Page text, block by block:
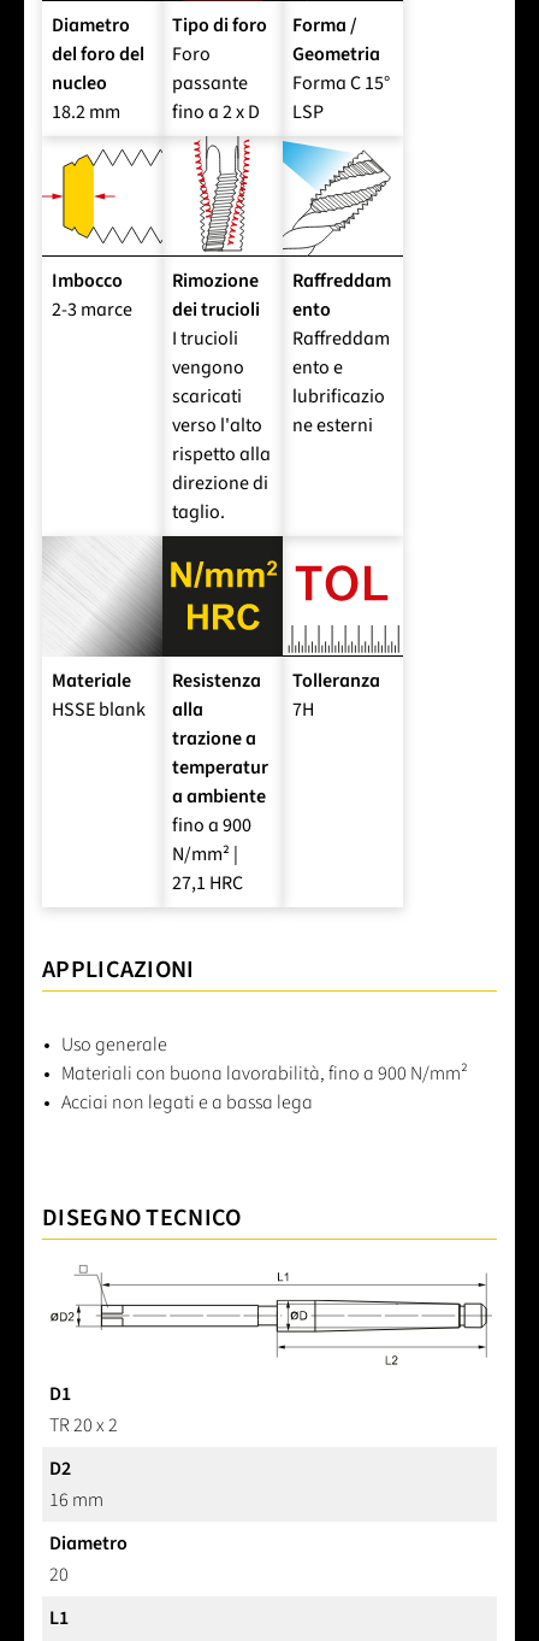
Diametro
del foro del
nucleo
18.2 mm
Tipo di foro
Foro
passante
fino a 2 x D
Forma /
Geometria
Forma C 15°
LSP
Imbocco
2-3 marce
Rimozione
dei trucioli
I trucioli
vengono
scaricati
verso l'alto
rispetto alla
direzione di
taglio.
Raffreddam
ento
Raffreddam
ento e
lubrificazio
ne esterni
Materiale
HSSE blank
Resistenza
alla
trazione a
temperatur
a ambiente
fino a 900
N/mm² |
27,1 HRC
Tolleranza
7H
APPLICAZIONI
Uso generale
Materiali con buona lavorabilità, fino a 900 N/mm²
Acciai non legati e a bassa lega
DISEGNO TECNICO
D1
TR 20 x 2
D2
16 mm
Diametro
20
L1